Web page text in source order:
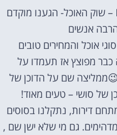
יום רביעי- FOODHALLEN – שוק האוכל- הגענו מוקדם
אנשים
אוכל והמחירים טובים
כבר מפוצץ אז תעמדו על
ממליצה שם על הדוכן של
של סושי – טעים מאוד!
דירות, נתקלנו בסוסים
גם מי שלא ישן שם ,